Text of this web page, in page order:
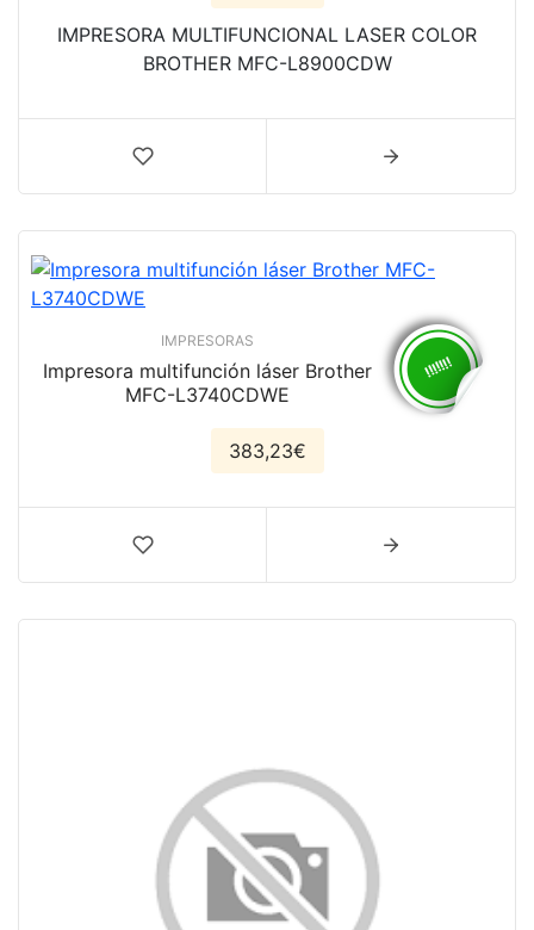
IMPRESORA MULTIFUNCIONAL LASER COLOR
BROTHER MFC-L8900CDW
IMPRESORAS
Impresora multifunción láser Brother
MFC-L3740CDWE
383,23€